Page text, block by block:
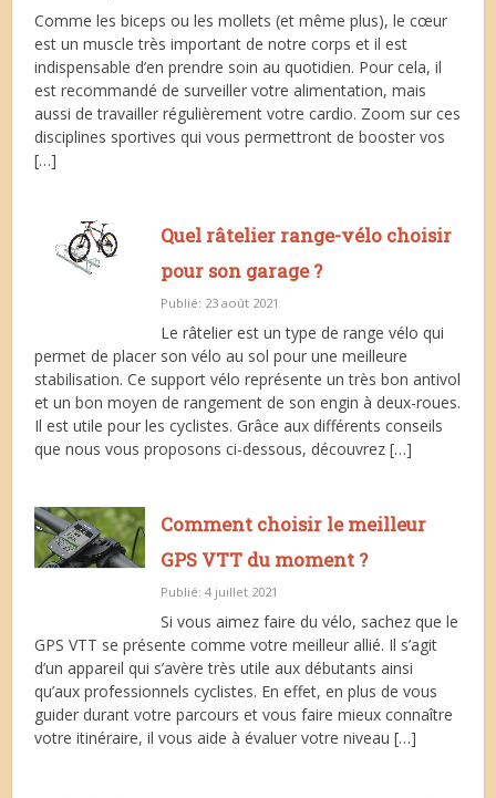
Comme les biceps ou les mollets (et même plus), le cœur
est un muscle très important de notre corps et il est
indispensable d’en prendre soin au quotidien. Pour cela, il
est recommandé de surveiller votre alimentation, mais
aussi de travailler régulièrement votre cardio. Zoom sur ces
disciplines sportives qui vous permettront de booster vos
[…]
Quel râtelier range-vélo choisir
pour son garage ?
Publié: 23 août 2021
Le râtelier est un type de range vélo qui
permet de placer son vélo au sol pour une meilleure
stabilisation. Ce support vélo représente un très bon antivol
et un bon moyen de rangement de son engin à deux-roues.
Il est utile pour les cyclistes. Grâce aux différents conseils
que nous vous proposons ci-dessous, découvrez […]
Comment choisir le meilleur
GPS VTT du moment ?
Publié: 4 juillet 2021
Si vous aimez faire du vélo, sachez que le
GPS VTT se présente comme votre meilleur allié. Il s’agit
d’un appareil qui s’avère très utile aux débutants ainsi
qu’aux professionnels cyclistes. En effet, en plus de vous
guider durant votre parcours et vous faire mieux connaître
votre itinéraire, il vous aide à évaluer votre niveau […]